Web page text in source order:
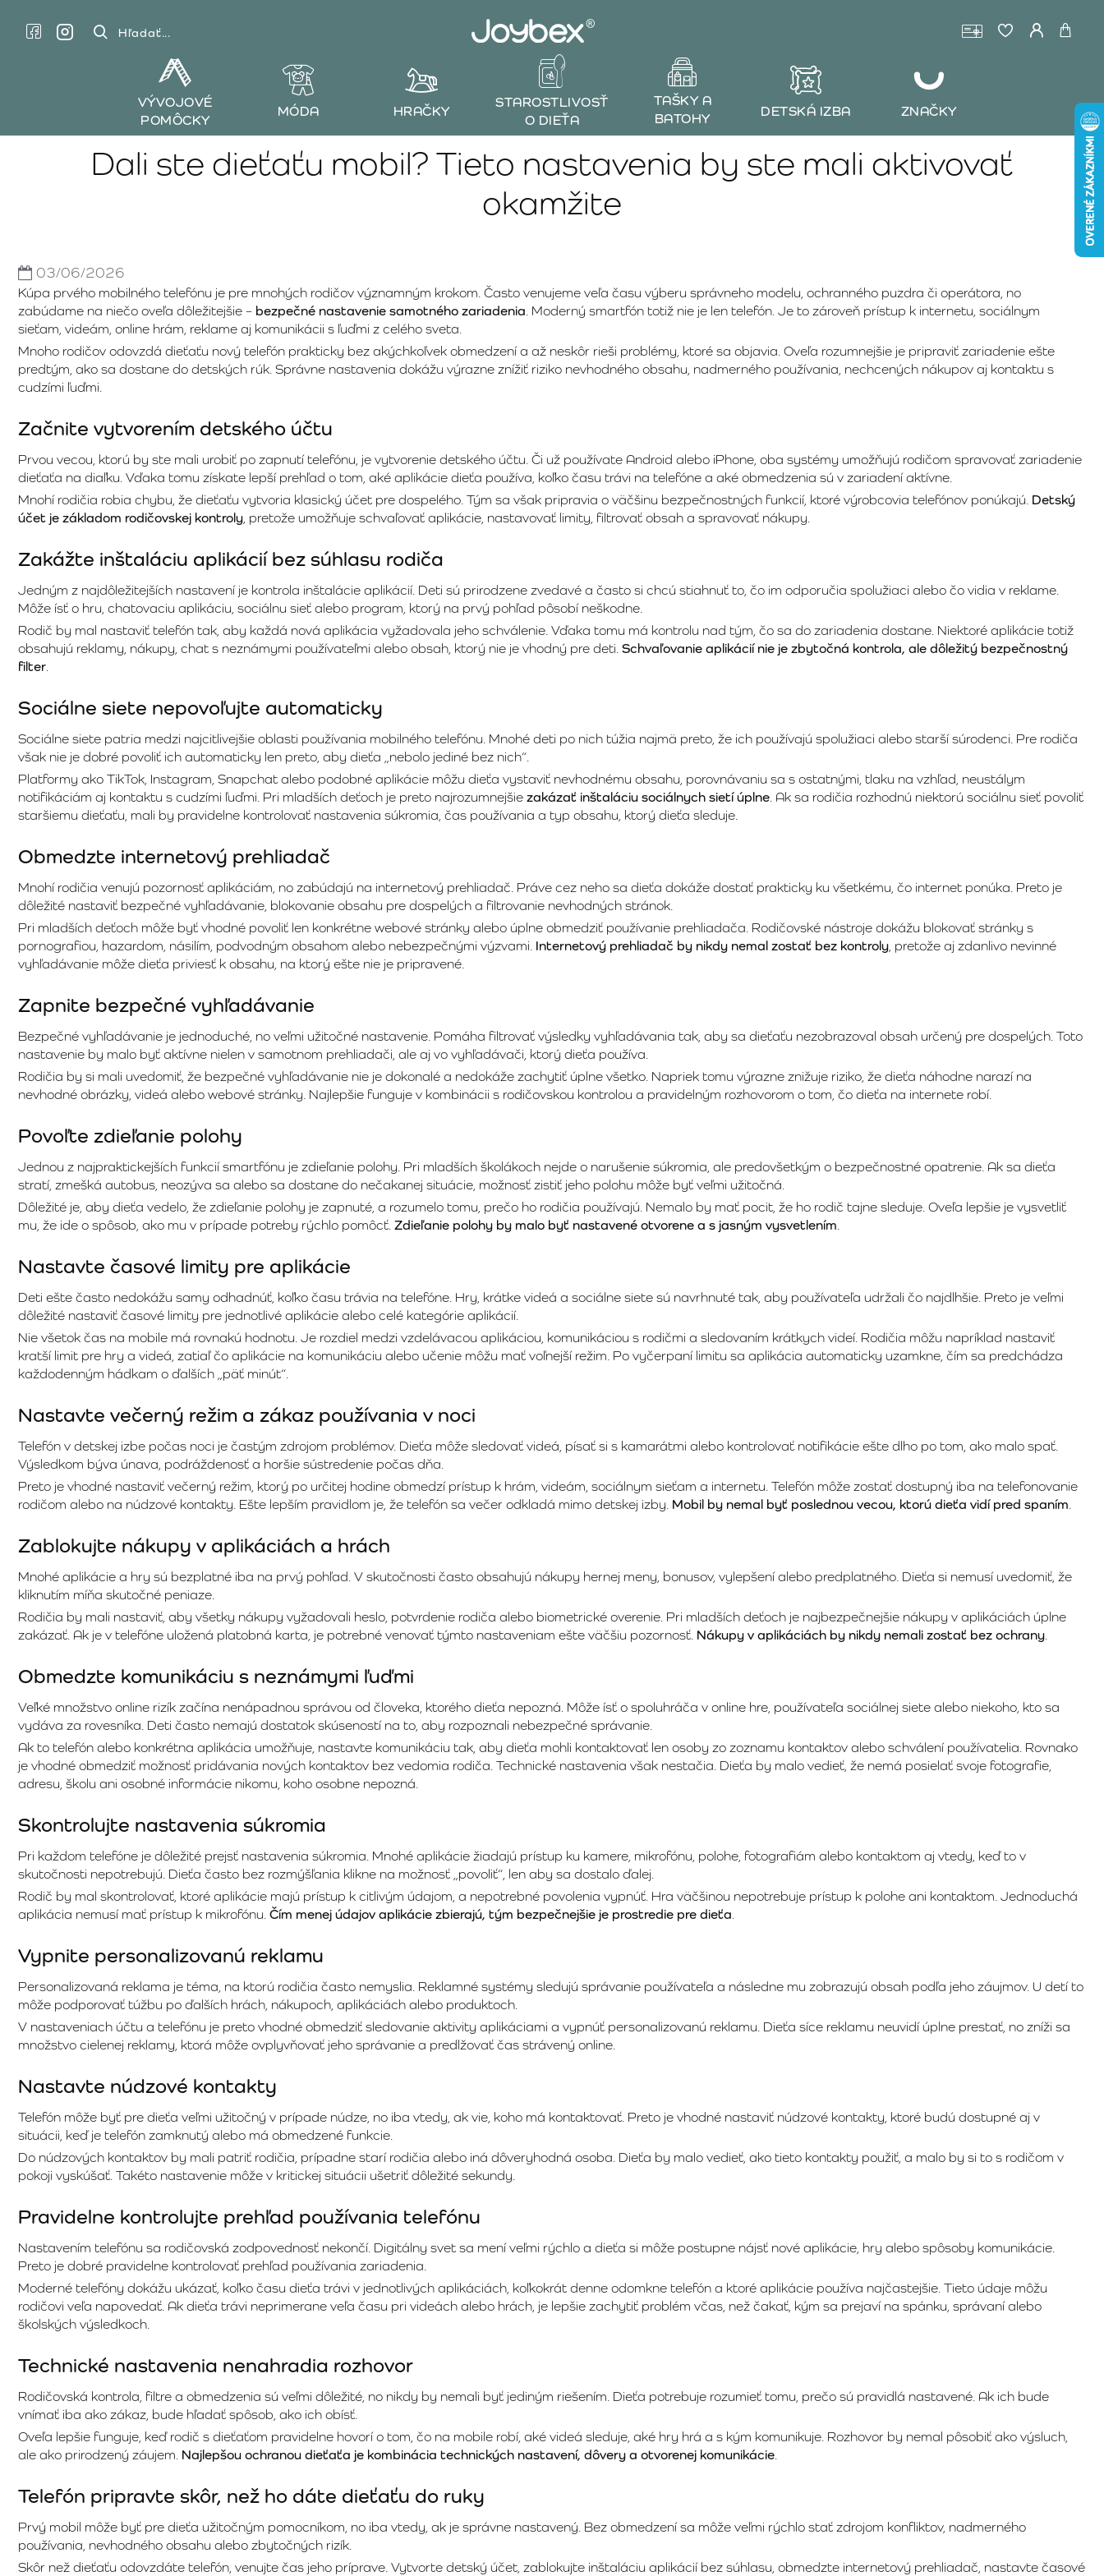
Hľadať...
VÝVOJOVÉ
POMÔCKY
MÓDA HRAČKY
STAROSTLIVOSŤ
O DIEŤA
TAŠKY A
BATOHY
DETSKÁ IZBA ZNAČKY
Dali ste dieťaťu mobil? Tieto nastavenia by ste mali aktivovať
okamžite
03/06/2026
Kúpa prvého mobilného telefónu je pre mnohých rodičov významným krokom. Často venujeme veľa času výberu správneho modelu, ochranného puzdra či operátora, no
zabúdame na niečo oveľa dôležitejšie – bezpečné nastavenie samotného zariadenia. Moderný smartfón totiž nie je len telefón. Je to zároveň prístup k internetu, sociálnym
sieťam, videám, online hrám, reklame aj komunikácii s ľuďmi z celého sveta.
Mnoho rodičov odovzdá dieťaťu nový telefón prakticky bez akýchkoľvek obmedzení a až neskôr rieši problémy, ktoré sa objavia. Oveľa rozumnejšie je pripraviť zariadenie ešte
predtým, ako sa dostane do detských rúk. Správne nastavenia dokážu výrazne znížiť riziko nevhodného obsahu, nadmerného používania, nechcených nákupov aj kontaktu s
cudzími ľuďmi.
Začnite vytvorením detského účtu
Prvou vecou, ktorú by ste mali urobiť po zapnutí telefónu, je vytvorenie detského účtu. Či už používate Android alebo iPhone, oba systémy umožňujú rodičom spravovať zariadenie
dieťaťa na diaľku. Vďaka tomu získate lepší prehľad o tom, aké aplikácie dieťa používa, koľko času trávi na telefóne a aké obmedzenia sú v zariadení aktívne.
Mnohí rodičia robia chybu, že dieťaťu vytvoria klasický účet pre dospelého. Tým sa však pripravia o väčšinu bezpečnostných funkcií, ktoré výrobcovia telefónov ponúkajú. Detský
účet je základom rodičovskej kontroly, pretože umožňuje schvaľovať aplikácie, nastavovať limity, filtrovať obsah a spravovať nákupy.
Zakážte inštaláciu aplikácií bez súhlasu rodiča
Jedným z najdôležitejších nastavení je kontrola inštalácie aplikácií. Deti sú prirodzene zvedavé a často si chcú stiahnuť to, čo im odporučia spolužiaci alebo čo vidia v reklame.
Môže ísť o hru, chatovaciu aplikáciu, sociálnu sieť alebo program, ktorý na prvý pohľad pôsobí neškodne.
Rodič by mal nastaviť telefón tak, aby každá nová aplikácia vyžadovala jeho schválenie. Vďaka tomu má kontrolu nad tým, čo sa do zariadenia dostane. Niektoré aplikácie totiž
obsahujú reklamy, nákupy, chat s neznámymi používateľmi alebo obsah, ktorý nie je vhodný pre deti. Schvaľovanie aplikácií nie je zbytočná kontrola, ale dôležitý bezpečnostný
filter.
Sociálne siete nepovoľujte automaticky
Sociálne siete patria medzi najcitlivejšie oblasti používania mobilného telefónu. Mnohé deti po nich túžia najmä preto, že ich používajú spolužiaci alebo starší súrodenci. Pre rodiča
však nie je dobré povoliť ich automaticky len preto, aby dieťa „nebolo jediné bez nich“.
Platformy ako TikTok, Instagram, Snapchat alebo podobné aplikácie môžu dieťa vystaviť nevhodnému obsahu, porovnávaniu sa s ostatnými, tlaku na vzhľad, neustálym
notifikáciám aj kontaktu s cudzími ľuďmi. Pri mladších deťoch je preto najrozumnejšie zakázať inštaláciu sociálnych sietí úplne. Ak sa rodičia rozhodnú niektorú sociálnu sieť povoliť
staršiemu dieťaťu, mali by pravidelne kontrolovať nastavenia súkromia, čas používania a typ obsahu, ktorý dieťa sleduje.
Obmedzte internetový prehliadač
Mnohí rodičia venujú pozornosť aplikáciám, no zabúdajú na internetový prehliadač. Práve cez neho sa dieťa dokáže dostať prakticky ku všetkému, čo internet ponúka. Preto je
dôležité nastaviť bezpečné vyhľadávanie, blokovanie obsahu pre dospelých a filtrovanie nevhodných stránok.
Pri mladších deťoch môže byť vhodné povoliť len konkrétne webové stránky alebo úplne obmedziť používanie prehliadača. Rodičovské nástroje dokážu blokovať stránky s
pornografiou, hazardom, násilím, podvodným obsahom alebo nebezpečnými výzvami. Internetový prehliadač by nikdy nemal zostať bez kontroly, pretože aj zdanlivo nevinné
vyhľadávanie môže dieťa priviesť k obsahu, na ktorý ešte nie je pripravené.
Zapnite bezpečné vyhľadávanie
Bezpečné vyhľadávanie je jednoduché, no veľmi užitočné nastavenie. Pomáha filtrovať výsledky vyhľadávania tak, aby sa dieťaťu nezobrazoval obsah určený pre dospelých. Toto
nastavenie by malo byť aktívne nielen v samotnom prehliadači, ale aj vo vyhľadávači, ktorý dieťa používa.
Rodičia by si mali uvedomiť, že bezpečné vyhľadávanie nie je dokonalé a nedokáže zachytiť úplne všetko. Napriek tomu výrazne znižuje riziko, že dieťa náhodne narazí na
nevhodné obrázky, videá alebo webové stránky. Najlepšie funguje v kombinácii s rodičovskou kontrolou a pravidelným rozhovorom o tom, čo dieťa na internete robí.
Povoľte zdieľanie polohy
Jednou z najpraktickejších funkcií smartfónu je zdieľanie polohy. Pri mladších školákoch nejde o narušenie súkromia, ale predovšetkým o bezpečnostné opatrenie. Ak sa dieťa
stratí, zmešká autobus, neozýva sa alebo sa dostane do nečakanej situácie, možnosť zistiť jeho polohu môže byť veľmi užitočná.
Dôležité je, aby dieťa vedelo, že zdieľanie polohy je zapnuté, a rozumelo tomu, prečo ho rodičia používajú. Nemalo by mať pocit, že ho rodič tajne sleduje. Oveľa lepšie je vysvetliť
mu, že ide o spôsob, ako mu v prípade potreby rýchlo pomôcť. Zdieľanie polohy by malo byť nastavené otvorene a s jasným vysvetlením.
Nastavte časové limity pre aplikácie
Deti ešte často nedokážu samy odhadnúť, koľko času trávia na telefóne. Hry, krátke videá a sociálne siete sú navrhnuté tak, aby používateľa udržali čo najdlhšie. Preto je veľmi
dôležité nastaviť časové limity pre jednotlivé aplikácie alebo celé kategórie aplikácií.
Nie všetok čas na mobile má rovnakú hodnotu. Je rozdiel medzi vzdelávacou aplikáciou, komunikáciou s rodičmi a sledovaním krátkych videí. Rodičia môžu napríklad nastaviť
kratší limit pre hry a videá, zatiaľ čo aplikácie na komunikáciu alebo učenie môžu mať voľnejší režim. Po vyčerpaní limitu sa aplikácia automaticky uzamkne, čím sa predchádza
každodenným hádkam o ďalších „päť minút“.
Nastavte večerný režim a zákaz používania v noci
Telefón v detskej izbe počas noci je častým zdrojom problémov. Dieťa môže sledovať videá, písať si s kamarátmi alebo kontrolovať notifikácie ešte dlho po tom, ako malo spať.
Výsledkom býva únava, podráždenosť a horšie sústredenie počas dňa.
Preto je vhodné nastaviť večerný režim, ktorý po určitej hodine obmedzí prístup k hrám, videám, sociálnym sieťam a internetu. Telefón môže zostať dostupný iba na telefonovanie
rodičom alebo na núdzové kontakty. Ešte lepším pravidlom je, že telefón sa večer odkladá mimo detskej izby. Mobil by nemal byť poslednou vecou, ktorú dieťa vidí pred spaním.
Zablokujte nákupy v aplikáciách a hrách
Mnohé aplikácie a hry sú bezplatné iba na prvý pohľad. V skutočnosti často obsahujú nákupy hernej meny, bonusov, vylepšení alebo predplatného. Dieťa si nemusí uvedomiť, že
kliknutím míňa skutočné peniaze.
Rodičia by mali nastaviť, aby všetky nákupy vyžadovali heslo, potvrdenie rodiča alebo biometrické overenie. Pri mladších deťoch je najbezpečnejšie nákupy v aplikáciách úplne
zakázať. Ak je v telefóne uložená platobná karta, je potrebné venovať týmto nastaveniam ešte väčšiu pozornosť. Nákupy v aplikáciách by nikdy nemali zostať bez ochrany.
Obmedzte komunikáciu s neznámymi ľuďmi
Veľké množstvo online rizík začína nenápadnou správou od človeka, ktorého dieťa nepozná. Môže ísť o spoluhráča v online hre, používateľa sociálnej siete alebo niekoho, kto sa
vydáva za rovesníka. Deti často nemajú dostatok skúseností na to, aby rozpoznali nebezpečné správanie.
Ak to telefón alebo konkrétna aplikácia umožňuje, nastavte komunikáciu tak, aby dieťa mohli kontaktovať len osoby zo zoznamu kontaktov alebo schválení používatelia. Rovnako
je vhodné obmedziť možnosť pridávania nových kontaktov bez vedomia rodiča. Technické nastavenia však nestačia. Dieťa by malo vedieť, že nemá posielať svoje fotografie,
adresu, školu ani osobné informácie nikomu, koho osobne nepozná.
Skontrolujte nastavenia súkromia
Pri každom telefóne je dôležité prejsť nastavenia súkromia. Mnohé aplikácie žiadajú prístup ku kamere, mikrofónu, polohe, fotografiám alebo kontaktom aj vtedy, keď to v
skutočnosti nepotrebujú. Dieťa často bez rozmýšľania klikne na možnosť „povoliť“, len aby sa dostalo ďalej.
Rodič by mal skontrolovať, ktoré aplikácie majú prístup k citlivým údajom, a nepotrebné povolenia vypnúť. Hra väčšinou nepotrebuje prístup k polohe ani kontaktom. Jednoduchá
aplikácia nemusí mať prístup k mikrofónu. Čím menej údajov aplikácie zbierajú, tým bezpečnejšie je prostredie pre dieťa.
Vypnite personalizovanú reklamu
Personalizovaná reklama je téma, na ktorú rodičia často nemyslia. Reklamné systémy sledujú správanie používateľa a následne mu zobrazujú obsah podľa jeho záujmov. U detí to
môže podporovať túžbu po ďalších hrách, nákupoch, aplikáciách alebo produktoch.
V nastaveniach účtu a telefónu je preto vhodné obmedziť sledovanie aktivity aplikáciami a vypnúť personalizovanú reklamu. Dieťa síce reklamu neuvidí úplne prestať, no zníži sa
množstvo cielenej reklamy, ktorá môže ovplyvňovať jeho správanie a predlžovať čas strávený online.
Nastavte núdzové kontakty
Telefón môže byť pre dieťa veľmi užitočný v prípade núdze, no iba vtedy, ak vie, koho má kontaktovať. Preto je vhodné nastaviť núdzové kontakty, ktoré budú dostupné aj v
situácii, keď je telefón zamknutý alebo má obmedzené funkcie.
Do núdzových kontaktov by mali patriť rodičia, prípadne starí rodičia alebo iná dôveryhodná osoba. Dieťa by malo vedieť, ako tieto kontakty použiť, a malo by si to s rodičom v
pokoji vyskúšať. Takéto nastavenie môže v kritickej situácii ušetriť dôležité sekundy.
Pravidelne kontrolujte prehľad používania telefónu
Nastavením telefónu sa rodičovská zodpovednosť nekončí. Digitálny svet sa mení veľmi rýchlo a dieťa si môže postupne nájsť nové aplikácie, hry alebo spôsoby komunikácie.
Preto je dobré pravidelne kontrolovať prehľad používania zariadenia.
Moderné telefóny dokážu ukázať, koľko času dieťa trávi v jednotlivých aplikáciách, koľkokrát denne odomkne telefón a ktoré aplikácie používa najčastejšie. Tieto údaje môžu
rodičovi veľa napovedať. Ak dieťa trávi neprimerane veľa času pri videách alebo hrách, je lepšie zachytiť problém včas, než čakať, kým sa prejaví na spánku, správaní alebo
školských výsledkoch.
Technické nastavenia nenahradia rozhovor
Rodičovská kontrola, filtre a obmedzenia sú veľmi dôležité, no nikdy by nemali byť jediným riešením. Dieťa potrebuje rozumieť tomu, prečo sú pravidlá nastavené. Ak ich bude
vnímať iba ako zákaz, bude hľadať spôsob, ako ich obísť.
Oveľa lepšie funguje, keď rodič s dieťaťom pravidelne hovorí o tom, čo na mobile robí, aké videá sleduje, aké hry hrá a s kým komunikuje. Rozhovor by nemal pôsobiť ako výsluch,
ale ako prirodzený záujem. Najlepšou ochranou dieťaťa je kombinácia technických nastavení, dôvery a otvorenej komunikácie.
Telefón pripravte skôr, než ho dáte dieťaťu do ruky
Prvý mobil môže byť pre dieťa užitočným pomocníkom, no iba vtedy, ak je správne nastavený. Bez obmedzení sa môže veľmi rýchlo stať zdrojom konfliktov, nadmerného
používania, nevhodného obsahu alebo zbytočných rizík.
Skôr než dieťaťu odovzdáte telefón, venujte čas jeho príprave. Vytvorte detský účet, zablokujte inštaláciu aplikácií bez súhlasu, obmedzte internetový prehliadač, nastavte časové